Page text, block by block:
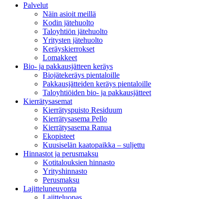
Palvelut
Näin asioit meillä
Kodin jätehuolto
Taloyhtiön jätehuolto
Yritysten jätehuolto
Keräyskierrokset
Lomakkeet
Bio- ja pakkausjätteen keräys
Biojätekeräys pientaloille
Pakkausjätteiden keräys pientaloille
Taloyhtiöiden bio- ja pakkausjätteet
Kierrätysasemat
Kierrätyspuisto Residuum
Kierrätysasema Pello
Kierrätysasema Ranua
Ekopisteet
Kuusiselän kaatopaikka – suljettu
Hinnastot ja perusmaksu
Kotitalouksien hinnasto
Yrityshinnasto
Perusmaksu
Lajitteluneuvonta
Lajitteluopas